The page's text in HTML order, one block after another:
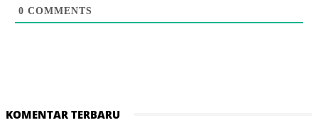
0 COMMENTS
KOMENTAR TERBARU